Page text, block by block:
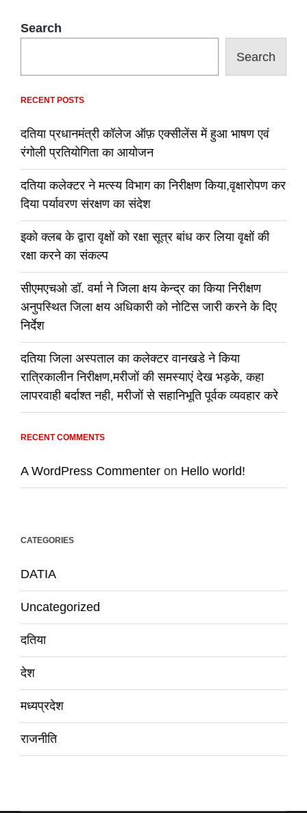
Search
Search
RECENT POSTS
दतिया प्रधानमंत्री कॉलेज ऑफ़ एक्सीलेंस में हुआ भाषण एवं
रंगोली प्रतियोगिता का आयोजन
दतिया कलेक्टर ने मत्स्य विभाग का निरीक्षण किया,वृक्षारोपण कर
दिया पर्यावरण संरक्षण का संदेश
इको क्लब के द्वारा वृक्षों को रक्षा सूत्र बांध कर लिया वृक्षों की
रक्षा करने का संकल्प
सीएमएचओ डॉ. वर्मा ने जिला क्षय केन्द्र का किया निरीक्षण
अनुपस्थित जिला क्षय अधिकारी को नोटिस जारी करने के दिए
निर्देश
दतिया जिला अस्पताल का कलेक्टर वानखडे ने किया
रात्रिकालीन निरीक्षण,मरीजों की समस्याएं देख भड़के, कहा
लापरवाही बर्दाश्त नही, मरीजों से सहानिभूति पूर्वक व्यवहार करे
RECENT COMMENTS
A WordPress Commenter on Hello world!
CATEGORIES
DATIA
Uncategorized
दतिया
देश
मध्यप्रदेश
राजनीति